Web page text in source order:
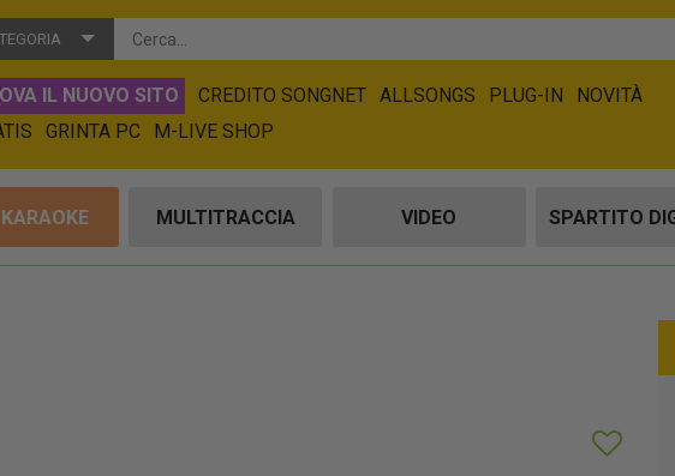
IL NUOVO SITO CREDITO SONGNET ALLSONGS PLUG-IN
NOVITÀ
GRINTA PC M-LIVE SHOP
MULTITRACCIA VIDEO SPARTITO